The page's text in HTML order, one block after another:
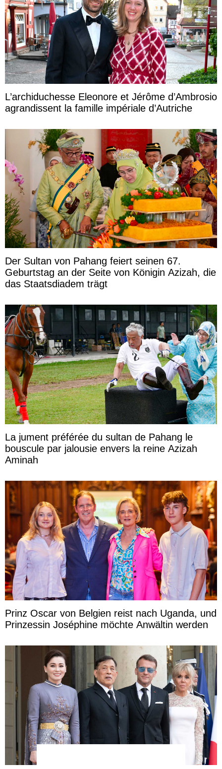
L’archiduchesse Eleonore et Jérôme d’Ambrosio
agrandissent la famille impériale d’Autriche
Der Sultan von Pahang feiert seinen 67.
Geburtstag an der Seite von Königin Azizah, die
das Staatsdiadem trägt
La jument préférée du sultan de Pahang le
bouscule par jalousie envers la reine Azizah
Aminah
Prinz Oscar von Belgien reist nach Uganda, und
Prinzessin Joséphine möchte Anwältin werden